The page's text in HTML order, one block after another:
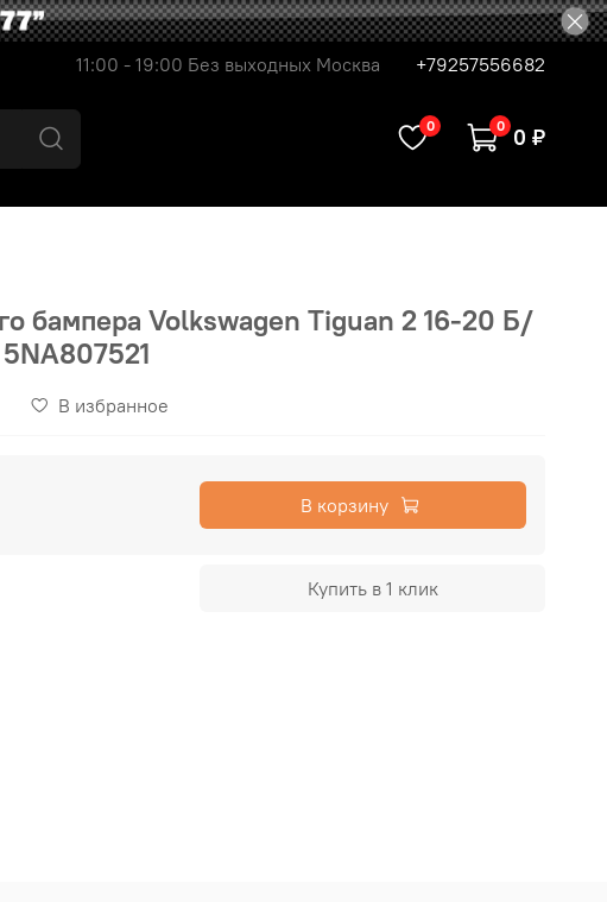
11:00 - 19:00 Без выходных Москва +79257556682
0 0 0 ₽
бампера Volkswagen Tiguan 2 16-20 Б/
В избранное
В корзину
Купить в 1 клик